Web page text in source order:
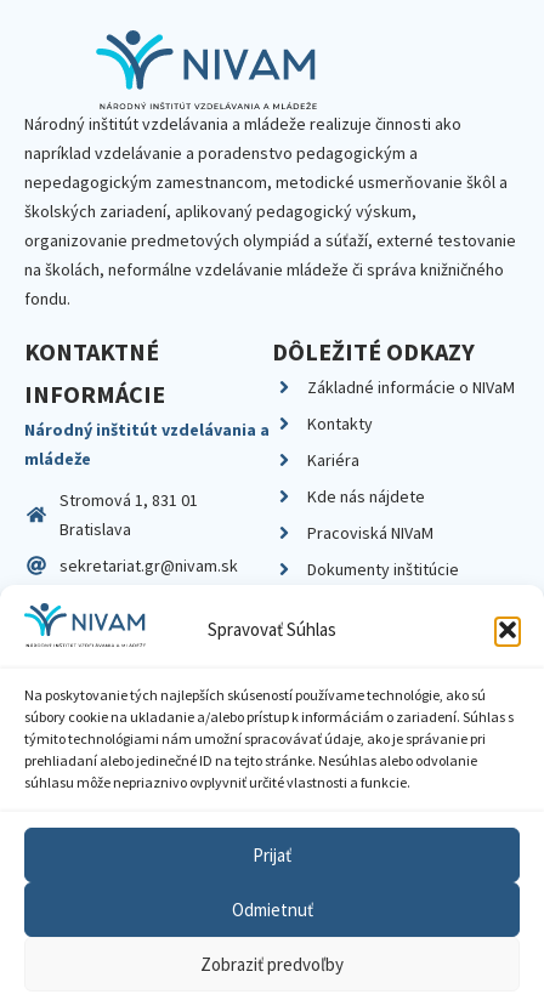
Spravovať Súhlas
Na poskytovanie tých najlepších skúseností používame technológie, ako sú
súbory cookie na ukladanie a/alebo prístup k informáciám o zariadení. Súhlas s
týmito technológiami nám umožní spracovávať údaje, ako je správanie pri
prehliadaní alebo jedinečné ID na tejto stránke. Nesúhlas alebo odvolanie
súhlasu môže nepriaznivo ovplyvniť určité vlastnosti a funkcie.
Prijať
Odmietnuť
Zobraziť predvoľby
Národný inštitút vzdelávania a mládeže realizuje činnosti ako
napríklad vzdelávanie a poradenstvo pedagogickým a
nepedagogickým zamestnancom, metodické usmerňovanie škôl a
školských zariadení, aplikovaný pedagogický výskum,
organizovanie predmetových olympiád a súťaží, externé testovanie
na školách, neformálne vzdelávanie mládeže či správa knižničného
fondu.
KONTAKTNÉ
INFORMÁCIE
Národný inštitút vzdelávania a
mládeže
Stromová 1, 831 01
Bratislava
sekretariat.gr@nivam.sk
IČO: 00164348
DIČ: 2020798714
DÔLEŽITÉ ODKAZY
Základné informácie o NIVaM
Kontakty
Kariéra
Kde nás nájdete
Pracoviská NIVaM
Dokumenty inštitúcie
Zásady ochrany súkromia
Sprístupnenie informácií
GDPR